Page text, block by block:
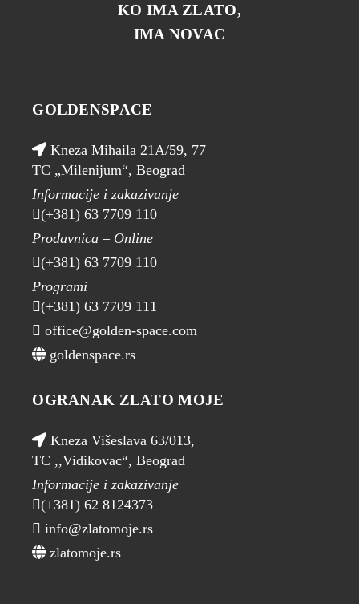
KO IMA ZLATO,
IMA NOVAC
GOLDENSPACE
Kneza Mihaila 21A/59, 77
TC „Milenijum“, Beograd
Informacije i zakazivanje
(+381) 63 7709 110
Prodavnica – Online
(+381) 63 7709 110
Programi
(+381) 63 7709 111
office@golden-space.com
goldenspace.rs
OGRANAK ZLATO MOJE
Kneza Višeslava 63/013,
TC ,,Vidikovac“, Beograd
Informacije i zakazivanje
(+381) 62 8124373
info@zlatomoje.rs
zlatomoje.rs